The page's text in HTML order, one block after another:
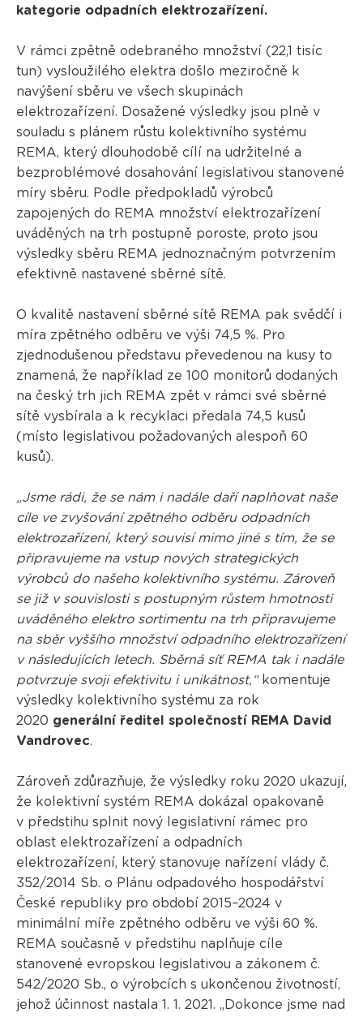
kategorie odpadních elektrozařízení.
V rámci zpětně odebraného množství (22,1 tisíc
tun) vysloužilého elektra došlo meziročně k
navýšení sběru ve všech skupinách
elektrozařízení. Dosažené výsledky jsou plně v
souladu s plánem růstu kolektivního systému
REMA, který dlouhodobě cílí na udržitelné a
bezproblémové dosahování legislativou stanovené
míry sběru. Podle předpokladů výrobců
zapojených do REMA množství elektrozařízení
uváděných na trh postupně poroste, proto jsou
výsledky sběru REMA jednoznačným potvrzením
efektivně nastavené sběrné sítě.
O kvalitě nastavení sběrné sítě REMA pak svědčí i
míra zpětného odběru ve výši 74,5 %. Pro
zjednodušenou představu převedenou na kusy to
znamená, že například ze 100 monitorů dodaných
na český trh jich REMA zpět v rámci své sběrné
sítě vysbírala a k recyklaci předala 74,5 kusů
(místo legislativou požadovaných alespoň 60
kusů).
„Jsme rádi, že se nám i nadále daří naplňovat naše
cíle ve zvyšování zpětného odběru odpadních
elektrozařízení, který souvisí mimo jiné s tím, že se
připravujeme na vstup nových strategických
výrobců do našeho kolektivního systému. Zároveň
se již v souvislosti s postupným růstem hmotnosti
uváděného elektro sortimentu na trh připravujeme
na sběr vyššího množství odpadního elektrozařízení
v následujících letech. Sběrná síť REMA tak i nadále
potvrzuje svoji efektivitu i unikátnost,“ komentuje
výsledky kolektivního systému za rok
2020 generální ředitel společností REMA David
Vandrovec.
Zároveň zdůrazňuje, že výsledky roku 2020 ukazují,
že kolektivní systém REMA dokázal opakovaně
v předstihu splnit nový legislativní rámec pro
oblast elektrozařízení a odpadních
elektrozařízení, který stanovuje nařízení vlády č.
352/2014 Sb. o Plánu odpadového hospodářství
České republiky pro období 2015–2024 v
minimální míře zpětného odběru ve výši 60 %.
REMA současně v předstihu naplňuje cíle
stanovené evropskou legislativou a zákonem č.
542/2020 Sb., o výrobcích s ukončenou životností,
jehož účinnost nastala 1. 1. 2021. „Dokonce jsme nad